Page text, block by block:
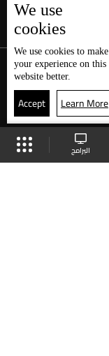
البرامج
We use
cookies
We use cookies to make
your experience on this
website better.
Accept Learn More
البث المباشر